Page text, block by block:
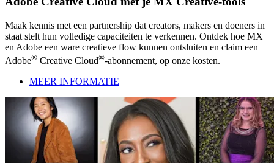
Maak kennis met een partnership dat creators, makers en doeners in
staat stelt hun volledige capaciteiten te verkennen. Ontdek hoe MX
en Adobe een ware creatieve flow kunnen ontsluiten en claim een
Adobe® Creative Cloud®-abonnement, op onze kosten.
MEER INFORMATIE